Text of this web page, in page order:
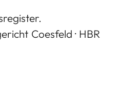
Coesfeld · HBR